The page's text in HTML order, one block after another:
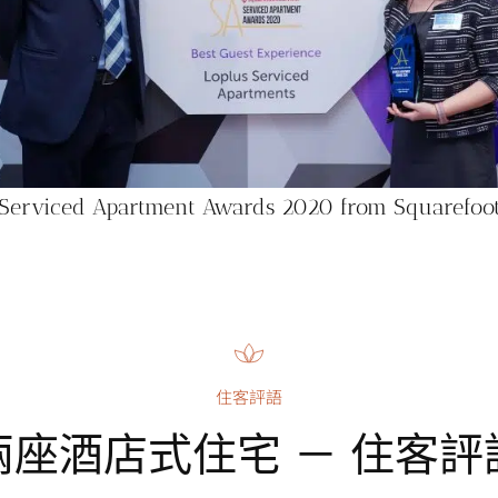
Apartment Awards 2020 from
住客評語
座酒店式住宅 － 住客評